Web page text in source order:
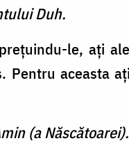
Duh.
le, aţi
aceasta
(a Născătoarei).